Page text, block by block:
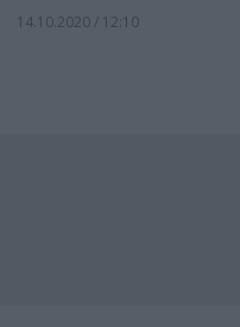
14.10.2020 / 12:10